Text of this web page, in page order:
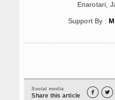
Enarotari,
Support By :
Social media
Share this article  